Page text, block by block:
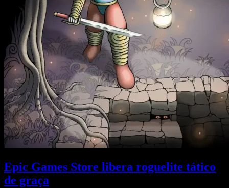
Epic Games Store libera roguelite tático
de graça